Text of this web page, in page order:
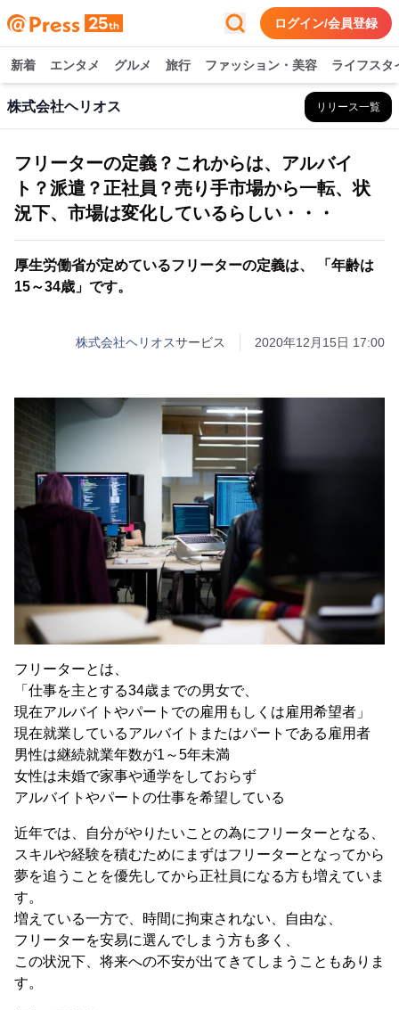
ログイン/会員登録
新着 エンタメ グルメ 旅行 ファッション・美容 ライフスタ
株式会社ヘリオス リリース一覧
フリーターの定義？これからは、アルバイ
ト？派遣？正社員？売り手市場から一転、状
況下、市場は変化しているらしい・・・
厚生労働省が定めているフリーターの定義は、 「年齢は
15～34歳」です。
株式会社ヘリオスサービス 2020年12月15日 17:00
フリーターとは、
「仕事を主とする34歳までの男女で、
現在アルバイトやパートでの雇用もしくは雇用希望者」
現在就業しているアルバイトまたはパートである雇用者
男性は継続就業年数が1～5年未満
女性は未婚で家事や通学をしておらず
アルバイトやパートの仕事を希望している
近年では、自分がやりたいことの為にフリーターとなる、
スキルや経験を積むためにまずはフリーターとなってから
夢を追うことを優先してから正社員になる方も増えていま
す。
増えている一方で、時間に拘束されない、自由な、
フリーターを安易に選んでしまう方も多く、
この状況下、将来への不安が出てきてしまうこともありま
す。